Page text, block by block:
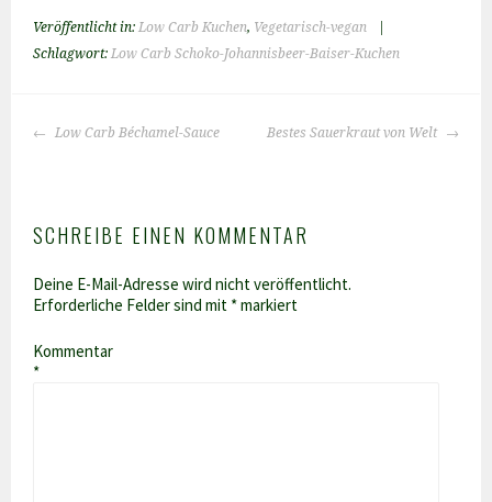
Veröffentlicht in:Low Carb Kuchen, Vegetarisch-vegan
Schlagwort:Low Carb Schoko-Johannisbeer-Baiser-Kuchen
BEITRAGS-
Low Carb Béchamel-Sauce Bestes Sauerkraut von Welt
SCHREIBE EINEN KOMMENTAR
Deine E-Mail-Adresse wird nicht veröffentlicht.
Erforderliche Felder sind mit *markiert
Kommentar
*